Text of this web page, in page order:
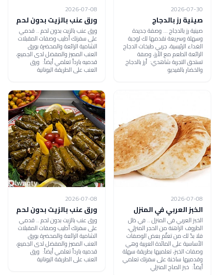
2026-07-30
صينية رز بالدجاج
صينية رز بالدجاج ... وصفة جديدة
وسهلة وسريعة نقدمها لك لوجبة
الغداء الرئيسية، جربي طبخات الدجاج
الرائعة الطعم مع الأرز، وصفة
تستحق التجربة شاهدي: أرز بالدجاج
والخضار بالفيديو
2026-07-08
ورق عنب بالزيت بدون لحم
ورق عنب بالزيت بدون لحم .. قدمي
على سفرتك أطيب وصفات المقبلات
الشامية الرائعة والمحضرة بورق
العنب المميز والمفضل لدى الجميع،
قدميه بارداً تعلمي أيضاً: ورق
العنب على الطريقة اليونانية
2026-07-08
الخبز العربي في المنزل
الخبز العربي في المنزل .. في ظل
الظروف الراهنة من الحجر المنزلي،
فلا بدّ لك من تعلّم بعض الوصفات
الأساسية على المائدة العربية وهي
وصفات الخبز، تعلميها بطريقة سهلة
وقدميها ساخنة على سفرتك تعلمي
أيضاً: خبز الصاج المنزلي
2026-07-08
ورق عنب بالزيت بدون لحم
ورق عنب بالزيت بدون لحم .. قدمي
على سفرتك أطيب وصفات المقبلات
الشامية الرائعة والمحضرة بورق
العنب المميز والمفضل لدى الجميع،
قدميه بارداً تعلمي أيضاً: ورق
العنب على الطريقة اليونانية